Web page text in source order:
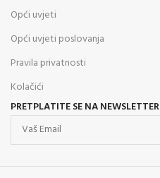
Opći uvjeti
Opći uvjeti poslovanja
Pravila privatnosti
Kolačići
PRETPLATITE SE NA NEWSLETTER